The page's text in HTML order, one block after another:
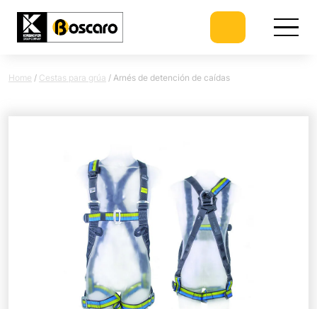
Home / Cestas para grúa / Arnés de detención de caídas